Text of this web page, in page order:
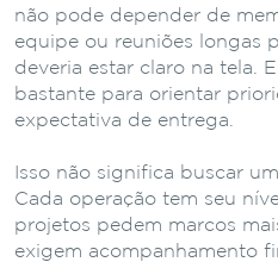
não pode depender de
equipe ou reuniões longas
deveria estar claro na tela.
bastante para orientar
expectativa de entrega.
Isso não significa buscar
Cada operação tem seu
projetos pedem marcos
exigem acompanhamento